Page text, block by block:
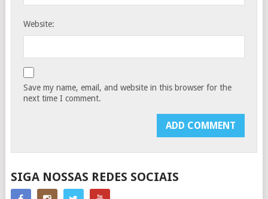
Website:
Save my name, email, and website in this browser for the
next time I comment.
SIGA NOSSAS REDES SOCIAIS